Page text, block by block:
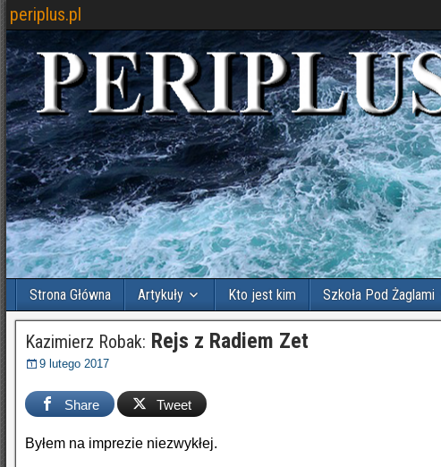
periplus.pl
Strona Główna Artykuły Kto jest kim Szkoła Pod Żaglami
Kazimierz Robak: Rejs z Radiem Zet
9 lutego 2017
Share Tweet
Byłem na imprezie niezwykłej.